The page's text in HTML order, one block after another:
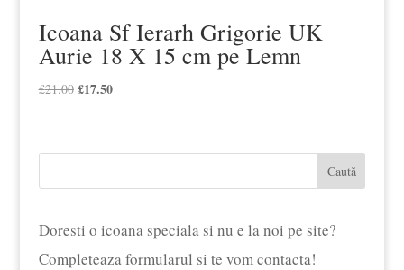
Icoana Sf Ierarh Grigorie UK
Aurie 18 X 15 cm pe Lemn
£21.00 Prețul
fost:
£17.50Prețul
£17.50.
Caută
Doresti o icoana speciala si nu e la noi pe site?
Completeaza formularul si te vom contacta!